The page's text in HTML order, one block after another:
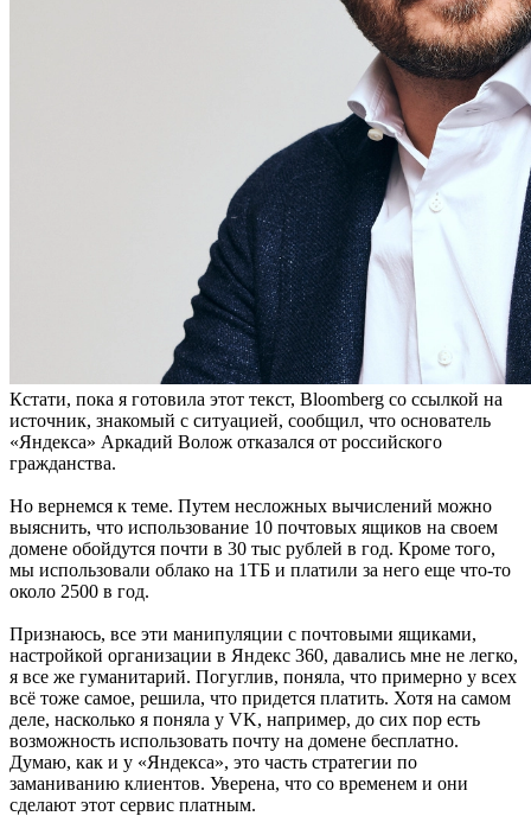
Кстати, пока я готовила этот текст, Bloomberg со ссылкой на
источник, знакомый с ситуацией, сообщил, что основатель
«Яндекса» Аркадий Волож отказался от российского
гражданства.
Но вернемся к теме. Путем несложных вычислений можно
выяснить, что использование 10 почтовых ящиков на своем
домене обойдутся почти в 30 тыс рублей в год. Кроме того,
мы использовали облако на 1ТБ и платили за него еще что-то
около 2500 в год.
Признаюсь, все эти манипуляции с почтовыми ящиками,
настройкой организации в Яндекс 360, давались мне не легко,
я все же гуманитарий. Погуглив, поняла, что примерно у всех
всё тоже самое, решила, что придется платить. Хотя на самом
деле, насколько я поняла у VK, например, до сих пор есть
возможность использовать почту на домене бесплатно.
Думаю, как и у «Яндекса», это часть стратегии по
заманиванию клиентов. Уверена, что со временем и они
сделают этот сервис платным.